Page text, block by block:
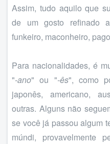
Assim, tudo aquilo que
de um gosto refinado
funkeiro, maconheiro,
Para nacionalidades, é
"-ano" ou "-ês", como
japonês, americano,
outras. Alguns não
se você já passou algum
múndi, provavelmente